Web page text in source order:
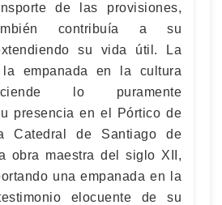
de las provisiones,
contribuía a su
su vida útil. La
la empanada en la cultura
lo puramente
presencia en el Pórtico de
Catedral de Santiago de
obra maestra del siglo XII,
una empanada en la
elocuente de su